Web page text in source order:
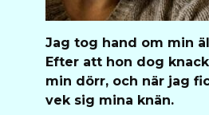
Jag tog hand om min
Efter att hon dog
min dörr, och när jag
vek sig mina knän.